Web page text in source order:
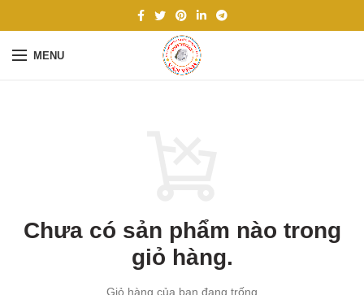
MENU
Chưa có sản phẩm nào trong
giỏ hàng.
Giỏ hàng của bạn đang trống